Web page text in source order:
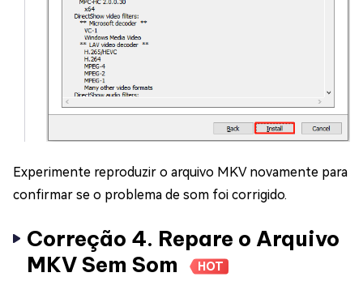
Experimente reproduzir o arquivo MKV novamente para
confirmar se o problema de som foi corrigido.
Correção 4. Repare o Arquivo
MKV Sem Som
HOT